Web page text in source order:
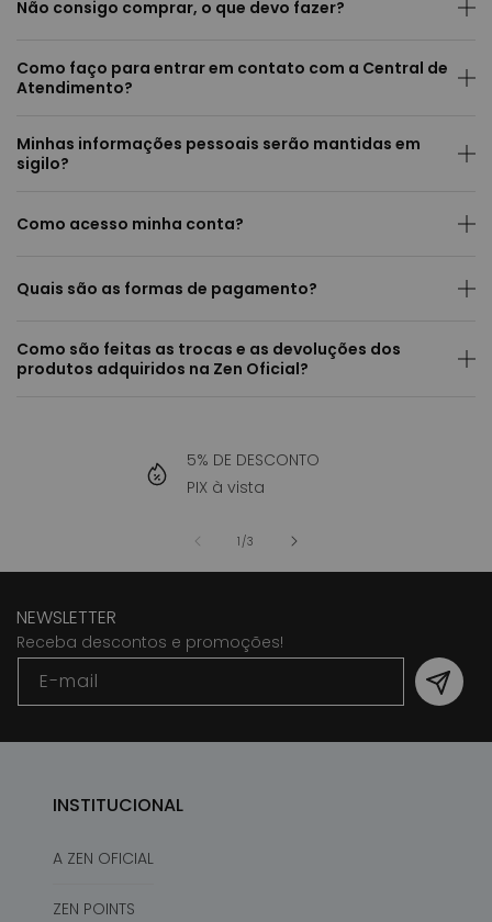
Não consigo comprar, o que devo fazer?
Como faço para entrar em contato com a Central de
Atendimento?
Minhas informações pessoais serão mantidas em
sigilo?
Como acesso minha conta?
Quais são as formas de pagamento?
Como são feitas as trocas e as devoluções dos
produtos adquiridos na Zen Oficial?
5% DE DESCONTO
PIX à vista
1 /de
3
NEWSLETTER
Receba descontos e promoções!
E-mail
INSTITUCIONAL
A ZEN OFICIAL
ZEN POINTS